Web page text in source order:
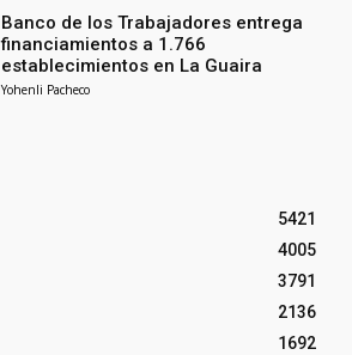
Banco de los Trabajadores entrega
financiamientos a 1.766
establecimientos en La Guaira
Yohenli Pacheco
5421
4005
3791
2136
1692